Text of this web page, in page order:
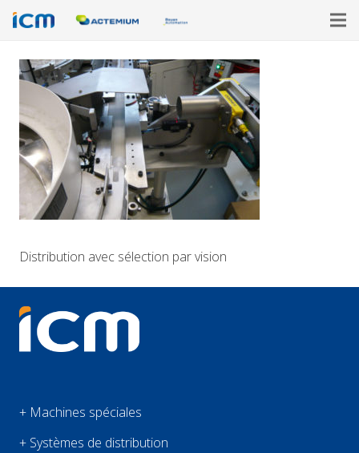
Distribution avec sélection par vision
+ Machines spéciales
+ Systèmes de distribution